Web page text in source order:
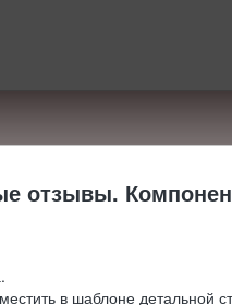
отзывы.
в шаблоне детальной